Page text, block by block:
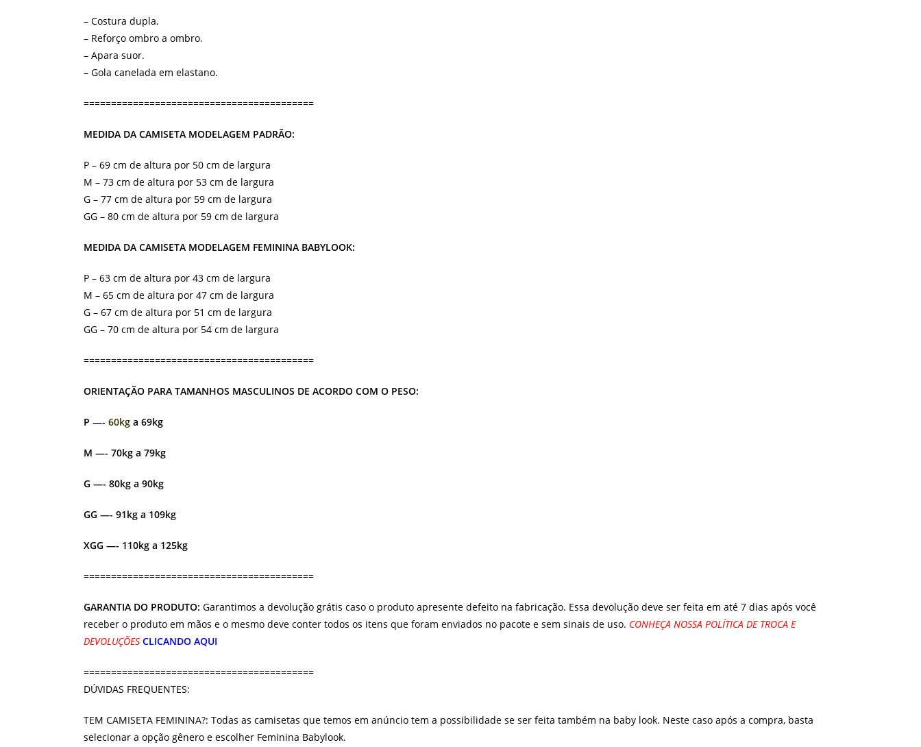
– Costura dupla.
– Reforço ombro a ombro.
– Apara suor.
– Gola canelada em elastano.
==========================================
MEDIDA DA CAMISETA MODELAGEM PADRÃO:
P – 69 cm de altura por 50 cm de largura
M – 73 cm de altura por 53 cm de largura
G – 77 cm de altura por 59 cm de largura
GG – 80 cm de altura por 59 cm de largura
MEDIDA DA CAMISETA MODELAGEM FEMININA BABYLOOK:
P – 63 cm de altura por 43 cm de largura
M – 65 cm de altura por 47 cm de largura
G – 67 cm de altura por 51 cm de largura
GG – 70 cm de altura por 54 cm de largura
==========================================
ORIENTAÇÃO PARA TAMANHOS MASCULINOS DE ACORDO COM O PESO:
P —- 60kg a 69kg
M —- 70kg a 79kg
G —- 80kg a 90kg
GG —- 91kg a 109kg
XGG —- 110kg a 125kg
==========================================
GARANTIA DO PRODUTO: Garantimos a devolução grátis caso o produto apresente defeito na fabricação. Essa devolução deve ser feita em até 7 dias após você
receber o produto em mãos e o mesmo deve conter todos os itens que foram enviados no pacote e sem sinais de uso. CONHEÇA NOSSA POLÍTICA DE TROCA E
DEVOLUÇÕES CLICANDO AQUI
==========================================
DÚVIDAS FREQUENTES:
TEM CAMISETA FEMININA?: Todas as camisetas que temos em anúncio tem a possibilidade se ser feita também na baby look. Neste caso após a compra, basta
selecionar a opção gênero e escolher Feminina Babylook.